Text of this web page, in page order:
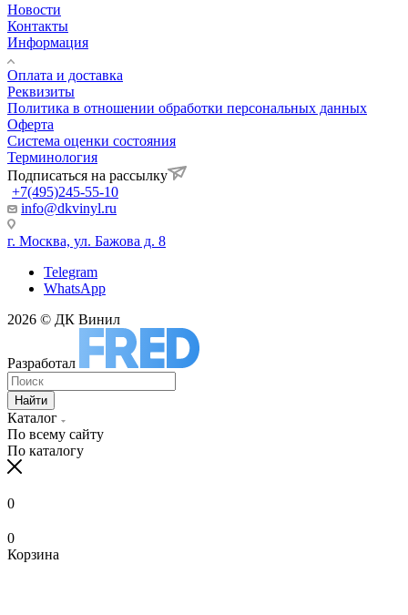
Новости
Контакты
Информация
Оплата и доставка
Реквизиты
Политика в отношении обработки персональных данных
Оферта
Система оценки состояния
Терминология
Подписаться на рассылку
+7(495)245-55-10
info@dkvinyl.ru
г. Москва, ул. Бажова д. 8
Telegram
WhatsApp
2026 © ДК Винил
Разработал
Найти
Каталог
По всему сайту
По каталогу
0
0
Корзина